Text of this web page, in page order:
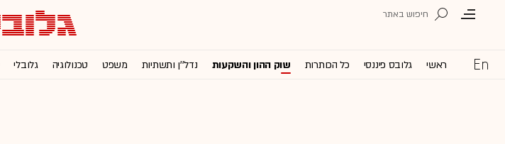
ראשי גלובס פיננסי כל הכותרות שוק ההון והשקעות נדל''ן ותשתיות משפט טכנולוגיה גלובלי